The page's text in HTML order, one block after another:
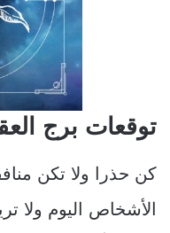
توقعات برج
كن حذرا ولا تكن
الأشخاص اليوم ولا